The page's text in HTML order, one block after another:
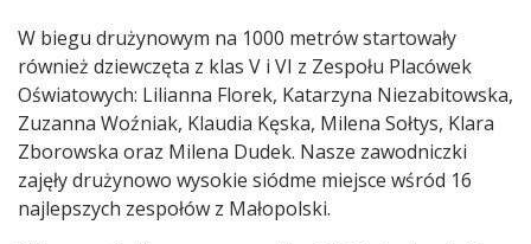
W biegu drużynowym na 1000 metrów startowały
również dziewczęta z klas V i VI z Zespołu Placówek
Oświatowych: Lilianna Florek, Katarzyna Niezabitowska,
Zuzanna Woźniak, Klaudia Kęska, Milena Sołtys, Klara
Zborowska oraz Milena Dudek. Nasze zawodniczki
zajęły drużynowo wysokie siódme miejsce wśród 16
najlepszych zespołów z Małopolski.